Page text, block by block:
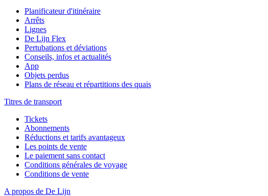
Planificateur d'itinéraire
Arrêts
Lignes
De Lijn Flex
Pertubations et déviations
Conseils, infos et actualités
App
Objets perdus
Plans de réseau et répartitions des quais
Titres de transport
Tickets
Abonnements
Réductions et tarifs avantageux
Les points de vente
Le paiement sans contact
Conditions générales de voyage
Conditions de vente
A propos de De Lijn